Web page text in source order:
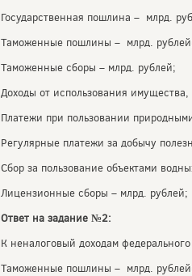
Государственная пошлина – млрд.
Таможенные пошлины – млрд.
Таможенные сборы – млрд. рублей;
Доходы от использования
Платежи при пользовании
Регулярные платежи за добычу
Сбор за пользование объектами
Лицензионные сборы – млрд. рублей;
Ответ на задание №2:
К неналоговый доходам
Таможенные пошлины – млрд.